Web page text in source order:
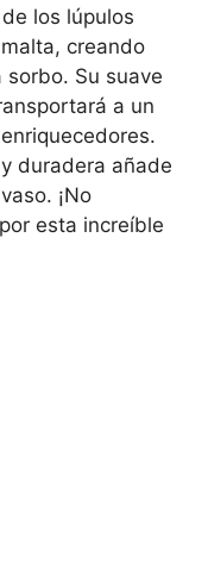
los lúpulos
creando
sorbo. Su suave
a un
duradera añade
¡No
esta increíble